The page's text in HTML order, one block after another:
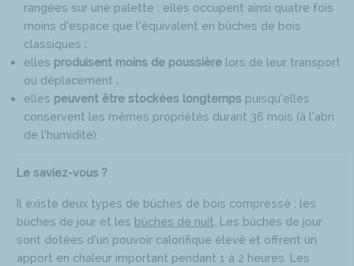
rangées sur une palette : elles occupent ainsi quatre fois
moins d’espace que l’équivalent en bûches de bois
classiques ;
elles produisent moins de poussière lors de leur transport
ou déplacement ;
elles peuvent être stockées longtemps puisqu’elles
conservent les mêmes propriétés durant 36 mois (à l’abri
de l’humidité).
Le saviez-vous ?
Il existe deux types de bûches de bois compressé : les
bûches de jour et les bûches de nuit . Les bûches de jour
sont dotées d’un pouvoir calorifique élevé et offrent un
apport en chaleur important pendant 1 à 2 heures. Les